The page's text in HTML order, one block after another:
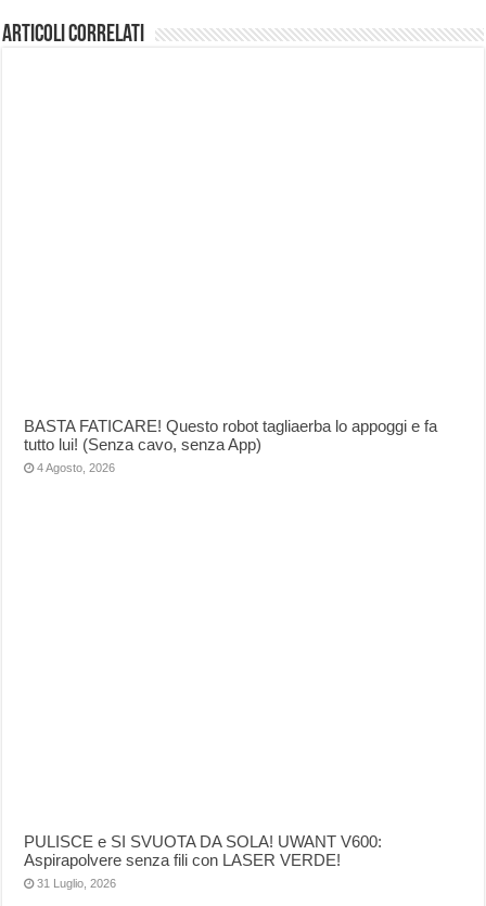
Articoli correlati
BASTA FATICARE! Questo robot tagliaerba lo appoggi e fa
tutto lui! (Senza cavo, senza App)
4 Agosto, 2026
PULISCE e SI SVUOTA DA SOLA! UWANT V600:
Aspirapolvere senza fili con LASER VERDE!
31 Luglio, 2026